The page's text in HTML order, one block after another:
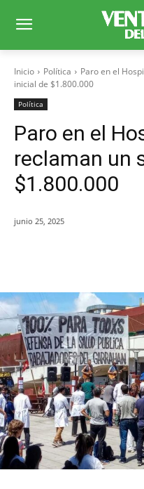
Inicio Política
Paro en el
inicial de $1.800.000
Política
Paro en el
reclaman un
$1.800.000
junio 25, 2025